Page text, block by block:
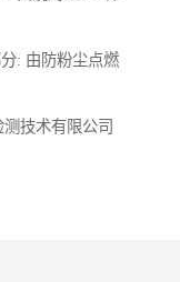
: 由防粉尘点燃
技术有限公司